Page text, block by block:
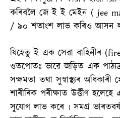
কৰিবলৈ জে ই ই মেইন ( jee
/ ৯০ শতাংশ লাভ কৰিও আসন
যিহেতু ই এক সেৱা বাহিনীৰ
ওতপোতঃ ভাৱে জড়িত এক
সক্ষমতা তথা সুস্বাস্থ্যৰ
শাৰীৰিক পৰীক্ষাত উৰ্ত্তীণ
সুযোগ লাভ কৰে ৷ সমগ্ৰ